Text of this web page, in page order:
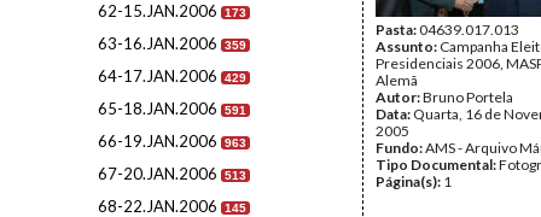
62-15.JAN.2006 173
63-16.JAN.2006 359
64-17.JAN.2006 429
65-18.JAN.2006 591
66-19.JAN.2006 963
67-20.JAN.2006 513
68-22.JAN.2006 145
Pasta:04639.017.013
Assunto: Campanha
Presidenciais 2006,
Alemã
Autor:Bruno Portela
Data: Quarta, 16 de
2005
Fundo:AMS - Arquivo
Tipo Documental:
Página(s): 1